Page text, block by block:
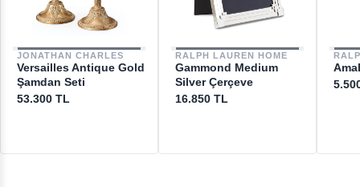
JONATHAN CHARLES
Versailles Antique Gold
Şamdan Seti
53.300 TL
RALPH LAUREN HOME
Gammond Medium
Silver Çerçeve
16.850 TL